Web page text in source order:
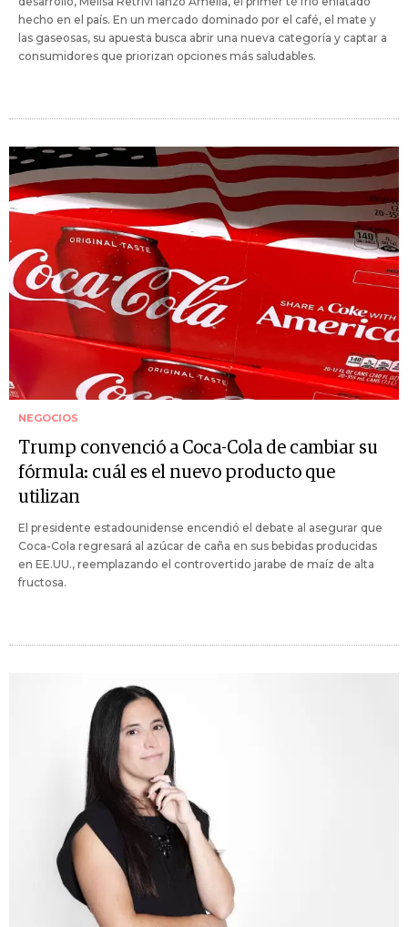
hecho en el país. En un mercado dominado por el café, el mate y
las gaseosas, su apuesta busca abrir una nueva categoría y captar a
consumidores que priorizan opciones más saludables.
NEGOCIOS
Trump convenció a Coca-Cola de cambiar su
fórmula: cuál es el nuevo producto que
utilizan
El presidente estadounidense encendió el debate al asegurar que
Coca-Cola regresará al azúcar de caña en sus bebidas producidas
en EE.UU., reemplazando el controvertido jarabe de maíz de alta
fructosa.